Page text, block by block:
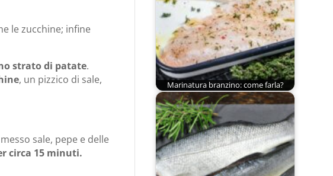
le zucchine; infine
strato di patate.
, un pizzico di sale,
sale, pepe e delle
circa 15 minuti.
Marinatura branzino: come farla?